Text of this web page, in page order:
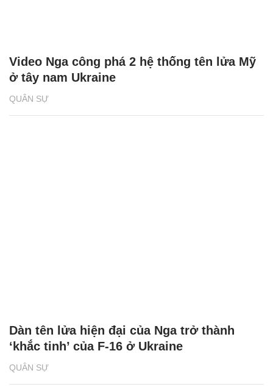
QUÂN SỰ
Video Nga công phá 2 hệ thống tên lửa Mỹ
ở tây nam Ukraine
QUÂN SỰ
Dàn tên lửa hiện đại của Nga trở thành
‘khắc tinh’ của F-16 ở Ukraine